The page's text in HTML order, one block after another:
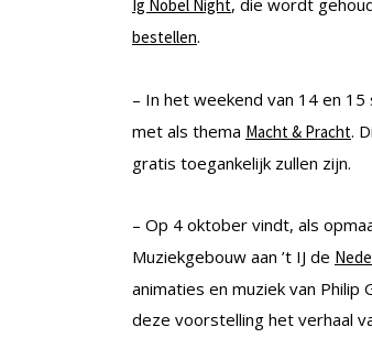
Ig Nobel Night, die wordt
bestellen.
– In het weekend van 14 en
met als thema Macht & Pracht.
gratis toegankelijk zullen zijn.
– Op 4 oktober vindt, als
Muziekgebouw aan ’t IJ de
animaties en muziek van
deze voorstelling het verhaal